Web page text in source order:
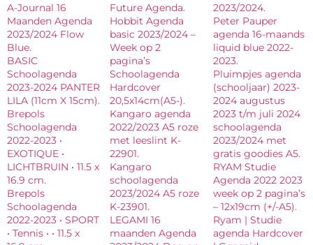
A-Journal 16
Maanden Agenda
2023/2024 Flow
Blue.
BASIC
Schoolagenda
2023-2024 PANTER
LILA (11cm X 15cm).
Brepols
Schoolagenda
2022-2023 •
EXOTIQUE •
LICHTBRUIN • 11.5 x
16.9 cm.
Brepols
Schoolagenda
2022-2023 • SPORT
• Tennis • • 11.5 x
Future Agenda.
Hobbit Agenda
basic 2023/2024 –
Week op 2
pagina’s
Schoolagenda
Hardcover
20,5x14cm(A5-).
Kangaro agenda
2022/2023 A5 roze
met leeslint K-
22901.
Kangaro
schoolagenda
2023/2024 A5 roze
K-23901.
LEGAMI 16
maanden Agenda
2023/2024.
Peter Pauper
agenda 16-maands
liquid blue 2022-
2023.
Pluimpjes agenda
(schooljaar) 2023-
2024 augustus
2023 t/m juli 2024
schoolagenda
2023/2024 met
gratis goodies A5.
RYAM Studie
Agenda 2022 2023
week op 2 pagina’s
– 12x19cm (+/-A5).
Ryam | Studie
agenda Hardcover